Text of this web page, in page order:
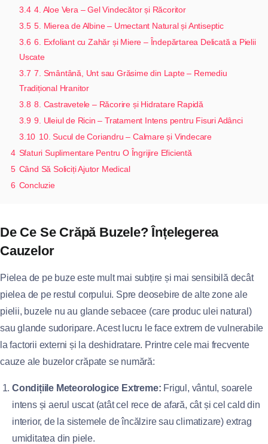
3.4 4. Aloe Vera – Gel Vindecător și Răcoritor
3.5 5. Mierea de Albine – Umectant Natural și Antiseptic
3.6 6. Exfoliant cu Zahăr și Miere – Îndepărtarea Delicată a Pielii
Uscate
3.7 7. Smântână, Unt sau Grăsime din Lapte – Remediu
Tradițional Hranitor
3.8 8. Castravetele – Răcorire și Hidratare Rapidă
3.9 9. Uleiul de Ricin – Tratament Intens pentru Fisuri Adânci
3.10 10. Sucul de Coriandru – Calmare și Vindecare
4 Sfaturi Suplimentare Pentru O Îngrijire Eficientă
5 Când Să Soliciți Ajutor Medical
6 Concluzie
De Ce Se Crăpă Buzele? Înțelegerea
Cauzelor
Pielea de pe buze este mult mai subțire și mai sensibilă decât
pielea de pe restul corpului. Spre deosebire de alte zone ale
pielii, buzele nu au glande sebacee (care produc ulei natural)
sau glande sudoripare. Acest lucru le face extrem de vulnerabile
la factorii externi și la deshidratare. Printre cele mai frecvente
cauze ale buzelor crăpate se numără:
Condițiile Meteorologice Extreme: Frigul, vântul, soarele
intens și aerul uscat (atât cel rece de afară, cât și cel cald din
interior, de la sistemele de încălzire sau climatizare) extrag
umiditatea din piele.